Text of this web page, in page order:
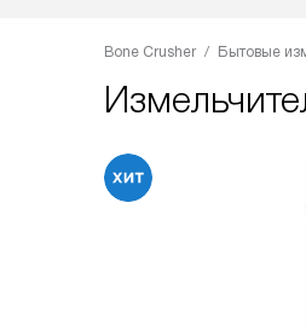
Bone Crusher Бытовые